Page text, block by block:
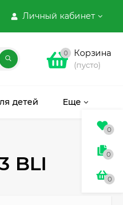
Личный кабинет
0 Корзина
(пусто)
детей Еще
BLI
0
0
0